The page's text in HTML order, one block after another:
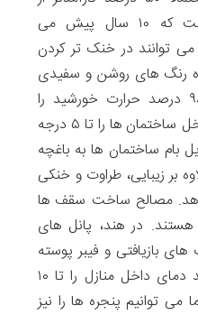
سیستم خنک کننده ای است که ۱۰ سال پیش می
توانند در خنک تر کردن
رنگ های روشن‌ و سفیدی
ساخته شده که می تواند ۹۸ درصد حرارت خورشید را
منعکس ‌کند و درجه حرارت داخل ساختمان ها را تا ۵ درجه
بام ساختمان ها به باغچه
بر زیبایی، طراوت و خنکی
مصالح ساخت سقف ها
هستند. در هند، پانل های
بازیافتی و فیبر پوسته
نارگیل می سازند که می تواند دمای داخل منازل را تا ۱۰
توانیم پنجره ها را نیز